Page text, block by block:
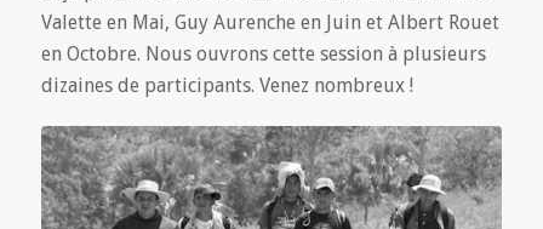
Valette en Mai, Guy Aurenche en Juin et Albert Rouet
en Octobre. Nous ouvrons cette session à plusieurs
dizaines de participants. Venez nombreux !